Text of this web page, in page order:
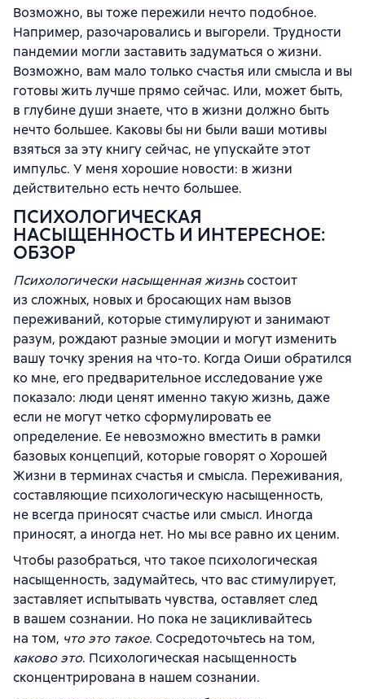
Возможно, вы тоже пережили нечто подобное.
Например, разочаровались и выгорели. Трудности
пандемии могли заставить задуматься о жизни.
Возможно, вам мало только счастья или смысла и вы
готовы жить лучше прямо сейчас. Или, может быть,
в глубине души знаете, что в жизни должно быть
нечто большее. Каковы бы ни были ваши мотивы
взяться за эту книгу сейчас, не упускайте этот
импульс. У меня хорошие новости: в жизни
действительно есть нечто большее.
ПСИХОЛОГИЧЕСКАЯ
НАСЫЩЕННОСТЬ И ИНТЕРЕСНОЕ:
ОБЗОР
Психологически насыщенная жизньсостоит
из сложных, новых и бросающих нам вызов
переживаний, которые стимулируют и занимают
разум, рождают разные эмоции и могут изменить
вашу точку зрения на что-то. Когда Оиши обратился
ко мне, его предварительное исследование уже
показало: люди ценят именно такую жизнь, даже
если не могут четко сформулировать ее
определение. Ее невозможно вместить в рамки
базовых концепций, которые говорят о Хорошей
Жизни в терминах счастья и смысла. Переживания,
составляющие психологическую насыщенность,
не всегда приносят счастье или смысл. Иногда
приносят, а иногда нет. Но мы все равно их ценим.
Чтобы разобраться, что такое психологическая
насыщенность, задумайтесь, что вас стимулирует,
заставляет испытывать чувства, оставляет след
в вашем сознании. Но пока не зацикливайтесь
на том, что это такое. Сосредоточьтесь на том,
каково это. Психологическая насыщенность
сконцентрирована в нашем сознании.